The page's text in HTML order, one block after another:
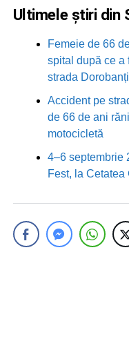
Ultimele știri din
Femeie de 66
spital după ce a
strada
Accident pe
de 66 de ani
motocicletă
4–6 septembrie
Fest, la